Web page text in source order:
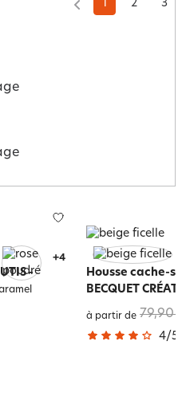
1 2 3
+8
-
Housse cache-
BECQUET
à partir de 79,90
4/5